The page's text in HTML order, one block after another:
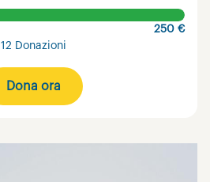
250 €
12 Donazioni
Dona ora